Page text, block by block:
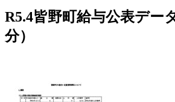
R5.4皆野町給与公表デー
分）